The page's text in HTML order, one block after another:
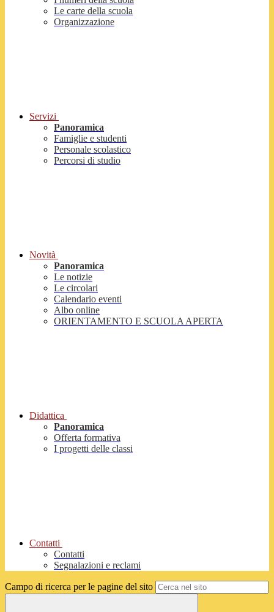
Le carte della scuola
Organizzazione
Servizi
Panoramica
Famiglie e studenti
Personale scolastico
Percorsi di studio
Novità
Panoramica
Le notizie
Le circolari
Calendario eventi
Albo online
ORIENTAMENTO E SCUOLA APERTA
Didattica
Panoramica
Offerta formativa
I progetti delle classi
Contatti
Contatti
Segnalazioni e reclami
Campo di ricerca per le pagine del sito